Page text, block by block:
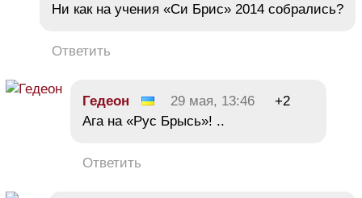
Ни как на учения «Си Брис» 2014 собрались?
Ответить
Гедеон 29 мая, 13:46
+2
Ага на «Рус Брысь»! ..
Ответить